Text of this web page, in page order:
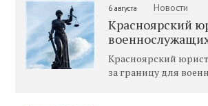
6 августа Новости
Красноярский
Красноярский
за границу для